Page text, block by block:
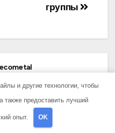
группы
и другие технологии, чтобы
также предоставить лучший
опыт. OK